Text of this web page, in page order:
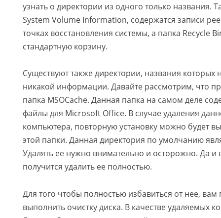
узнать о директории из одного только названия.
System Volume Information, содержатся записи
точках восстановления системы, а папка Recycle
стандартную корзину.
Существуют также директории, названия которых
никакой информации. Давайте рассмотрим, что
папка MSOCache. Данная папка на самом деле
файлы для Microsoft Office. В случае удаления
компьютера, повторную установку можно будет
этой папки. Данная директория по умолчанию
Удалять ее нужно внимательно и осторожно. Да и
получится удалить ее полностью.
Для того чтобы полностью избавиться от нее, вам
выполнить очистку диска. В качестве удаляемых